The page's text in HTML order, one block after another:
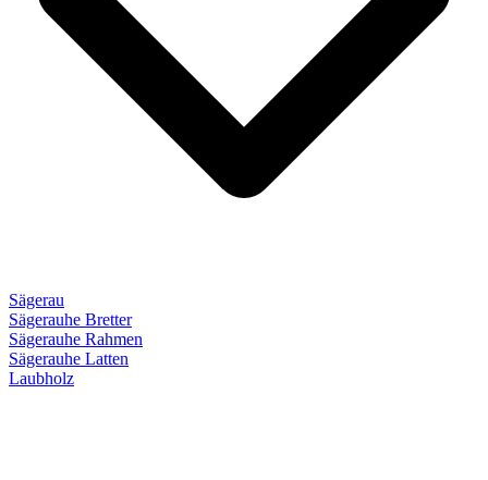
Sägerau
Sägerauhe Bretter
Sägerauhe Rahmen
Sägerauhe Latten
Laubholz